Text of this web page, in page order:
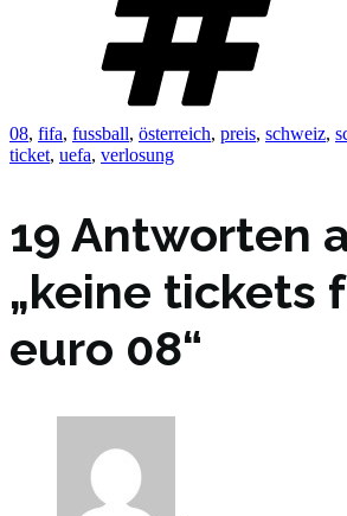
08, fifa, fussball, österreich, preis, schweiz,
ticket, uefa, verlosung
19 Antworten
„keine tickets
euro 08“